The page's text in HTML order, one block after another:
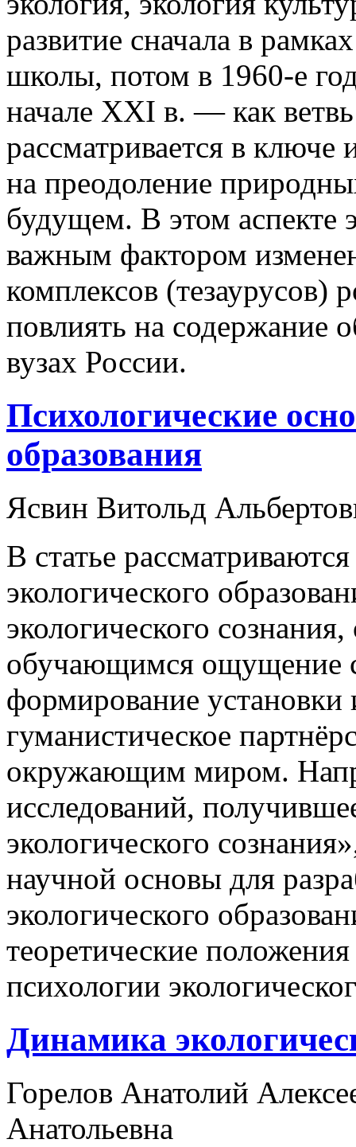
развитие сначала в
школы, потом в 1960-е
начале XXI в. — как
рассматривается в
на преодоление
будущем. В этом аспекте
важным фактором
комплексов (тезаурусов)
повлиять на содержание
вузах России.
Психологические
образования
Ясвин Витольд
В статье
экологического
экологического
обучающимся ощущение
формирование установки
гуманистическое
окружающим миром.
исследований,
экологического
научной основы для
экологического
теоретические
психологии
Динамика
Горелов Анатолий
Анатольевна